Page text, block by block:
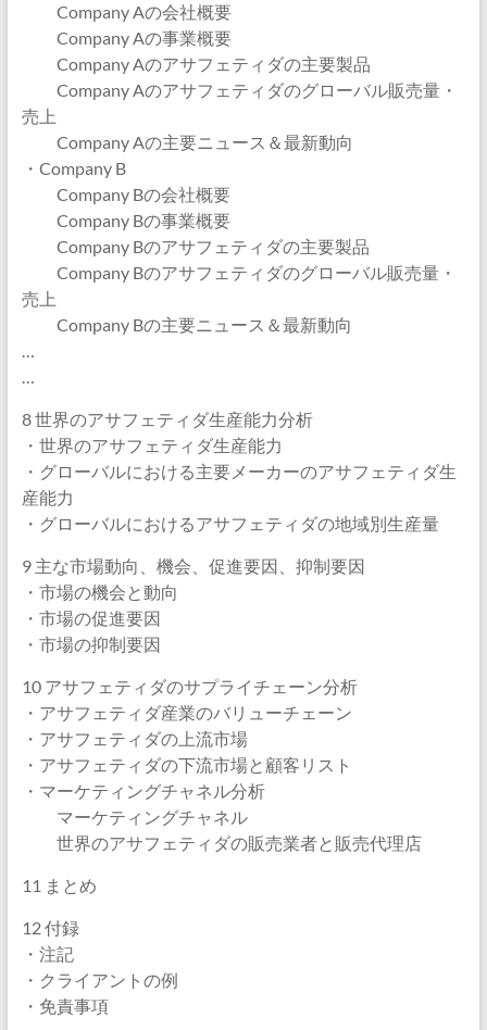
Company Aの会社概要
Company Aの事業概要
Company Aのアサフェティダの主要製品
Company Aのアサフェティダのグローバル販売量・
売上
Company Aの主要ニュース＆最新動向
・Company B
Company Bの会社概要
Company Bの事業概要
Company Bのアサフェティダの主要製品
Company Bのアサフェティダのグローバル販売量・
売上
Company Bの主要ニュース＆最新動向
…
…
8 世界のアサフェティダ生産能力分析
・世界のアサフェティダ生産能力
・グローバルにおける主要メーカーのアサフェティダ生
産能力
・グローバルにおけるアサフェティダの地域別生産量
9 主な市場動向、機会、促進要因、抑制要因
・市場の機会と動向
・市場の促進要因
・市場の抑制要因
10 アサフェティダのサプライチェーン分析
・アサフェティダ産業のバリューチェーン
・アサフェティダの上流市場
・アサフェティダの下流市場と顧客リスト
・マーケティングチャネル分析
マーケティングチャネル
世界のアサフェティダの販売業者と販売代理店
11 まとめ
12 付録
・注記
・クライアントの例
・免責事項